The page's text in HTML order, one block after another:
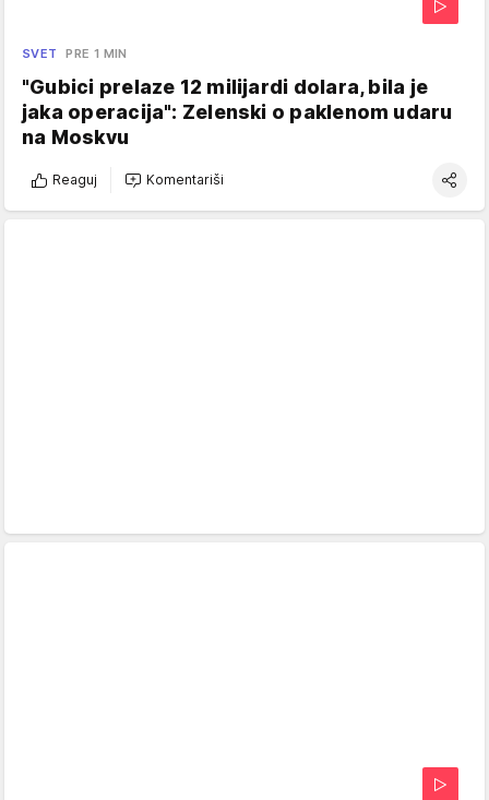
SVET PRE 1 MIN
"Gubici prelaze 12 milijardi dolara, bila je
jaka operacija": Zelenski o paklenom udaru
na Moskvu
Reaguj Komentariši